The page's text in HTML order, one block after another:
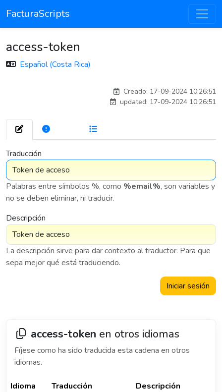
FacturaScripts
access-token
Español (Costa Rica)
Creado: 17-09-2024 10:26:51
updated: 17-09-2024 10:26:51
Traducción
Palabras entre símbolos %, como %email%, son variables y
no se deben eliminar, ni traducir.
Descripción
La descripción sirve para dar contexto al traductor. Para que
sepa mejor qué está traduciendo.
Iniciar sesión
access-token en otros idiomas
Fíjese como ha sido traducida esta cadena en otros
idiomas.
Idioma Traducción
Descripción